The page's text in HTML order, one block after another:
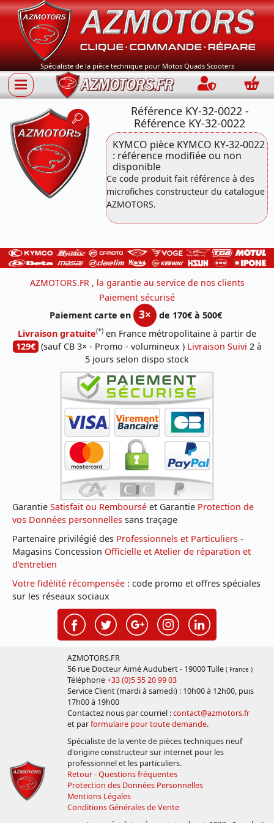
Spécialiste de la pièce technique pour Motos Quads Scooters
Connection
Référence KY-32-0022 -
Référence KY-32-0022
KYMCO pièce KYMCO KY-32-0022
: référence modifiée ou non
disponible
Ce code produit fait référence à des
microfiches constructeur du catalogue
AZMOTORS.
AZMOTORS.FR , la garantie au service de nos clients
Paiement sécurisé
Paiement carte en
3×
de 170€ à 500€
Livraison gratuite(*) en France métropolitaine à partir de
129€ (sauf CB 3× - Promo - volumineux ) Livraison Suivi 2 à
5 jours selon dispo stock
Garantie Satisfait ou Remboursé et Garantie Protection de
vos Données personnelles sans traçage
Partenaire privilégié des Professionnels et Particuliers -
Magasins Concession Officielle et Atelier de réparation et
d'entretien
Votre fidélité récompensée : code promo et offres spéciales
sur les réseaux sociaux
AZMOTORS.FR
56 rue Docteur Aimé Audubert - 19000 Tulle ( France )
Téléphone+33 (0)5 55 20 99 03
Service Client (mardi à samedi) : 10h00 à 12h00, puis
17h00 à 19h00
Contactez nous par courriel :contact@azmotors.fr
et parformulaire pour toute demande.
Spécialiste de la vente de pièces techniques neuf
d'origine constructeur sur internet pour les
professionnel et les particuliers.
Retour - Questions fréquentes
Protection des Données Personnelles
Mentions Légales
Conditions Générales de Vente